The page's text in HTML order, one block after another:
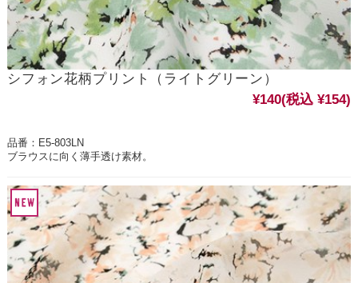
シフォン花柄プリント（ライトグリーン）
¥140(税込 ¥154)
品番：E5-803LN
ブラウスに向く薄手透け素材。